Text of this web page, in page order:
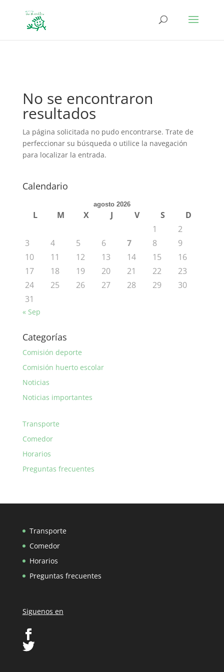
No se encontraron
resultados
La página solicitada no pudo encontrarse. Trate de
perfeccionar su búsqueda o utilice la navegación
para localizar la entrada.
Calendario
agosto 2026
L M X J V S
D
1
2
3
4 5 6 7 8
9
10
11 12 13 14 15
16
17
18 19 20 21 22
23
24
25 26 27 28 29
30
31
« Sep
Categorías
Comisión deporte
Comisión huerto escolar
Noticias
Noticias importantes
Transporte
Comedor
Horarios
Preguntas frecuentes
Transporte
Comedor
Horarios
Preguntas frecuentes
Siguenos en